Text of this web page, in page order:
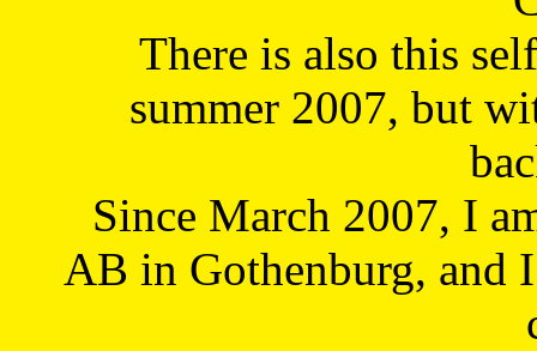
There is also this
summer 2007, but
Since March 2007, I
AB in Gothenburg, and